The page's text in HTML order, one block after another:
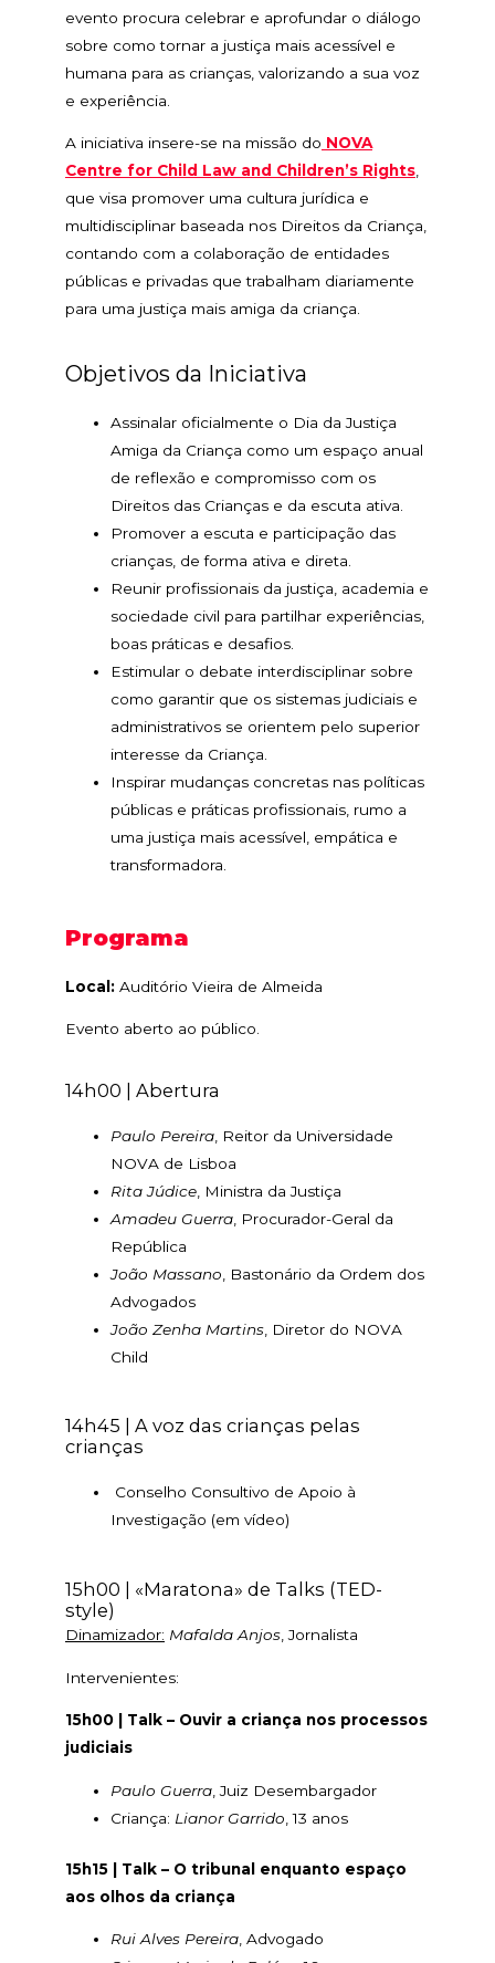
evento procura celebrar e aprofundar o diálogo
sobre como tornar a justiça mais acessível e
humana para as crianças, valorizando a sua voz
e experiência.
A iniciativa insere-se na missão do NOVA
Centre for Child Law and Children’s Rights,
que visa promover uma cultura jurídica e
multidisciplinar baseada nos Direitos da Criança,
contando com a colaboração de entidades
públicas e privadas que trabalham diariamente
para uma justiça mais amiga da criança.
Objetivos da Iniciativa
Assinalar oficialmente o Dia da Justiça
Amiga da Criança como um espaço anual
de reflexão e compromisso com os
Direitos das Crianças e da escuta ativa.
Promover a escuta e participação das
crianças, de forma ativa e direta.
Reunir profissionais da justiça, academia e
sociedade civil para partilhar experiências,
boas práticas e desafios.
Estimular o debate interdisciplinar sobre
como garantir que os sistemas judiciais e
administrativos se orientem pelo superior
interesse da Criança.
Inspirar mudanças concretas nas políticas
públicas e práticas profissionais, rumo a
uma justiça mais acessível, empática e
transformadora.
Programa
Local: Auditório Vieira de Almeida
Evento aberto ao público.
14h00 | Abertura
Paulo Pereira , Reitor da Universidade
NOVA de Lisboa
Rita Júdice , Ministra da Justiça
Amadeu Guerra , Procurador-Geral da
República
João Massano , Bastonário da Ordem dos
Advogados
João Zenha Martins , Diretor do NOVA
Child
14h45 | A voz das crianças pelas
crianças
Conselho Consultivo de Apoio à
Investigação (em vídeo)
15h00 | «Maratona» de Talks (TED-
style)
Dinamizador: Mafalda Anjos , Jornalista
Intervenientes:
15h00 | Talk – Ouvir a criança nos processos
judiciais
Paulo Guerra , Juiz Desembargador
Criança: Lianor Garrido , 13 anos
15h15 | Talk – O tribunal enquanto espaço
aos olhos da criança
Rui Alves Pereira , Advogado